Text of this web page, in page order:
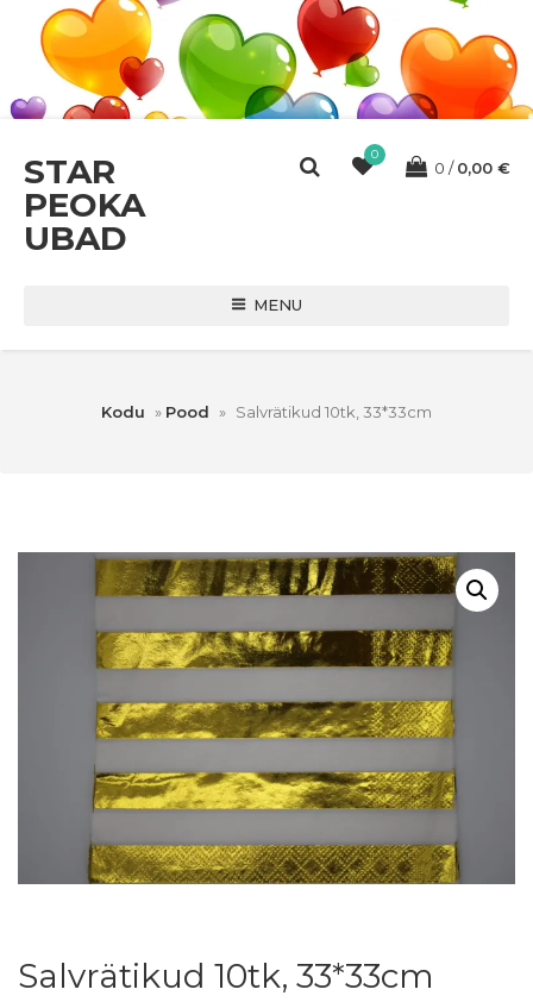
STAR
PEOKA
UBAD
0
0 0,00 €
MENU
Kodu » Pood » Salvrätikud 10tk, 33*33cm
Salvrätikud 10tk, 33*33cm